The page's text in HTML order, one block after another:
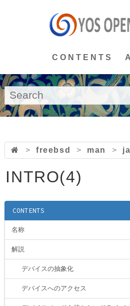
CONTENTS
> freebsd > man > ja
INTRO(4)
CONTENTS
名称
解説
デバイスの抽象化
デバイスへのアクセス